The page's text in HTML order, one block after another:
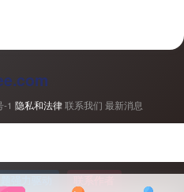
1 隐私和法律联系我们 最新消息